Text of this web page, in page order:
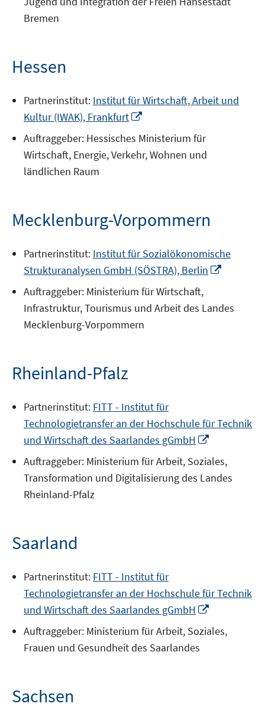
öffnen
Bremen
Hessen
Partnerinstitut: Institut für Wirtschaft, Arbeit und
Kultur (IWAK), Frankfurt
Fenster
öffnen
Auftraggeber: Hessisches Ministerium für
Wirtschaft, Energie, Verkehr, Wohnen und
ländlichen Raum
Mecklenburg-Vorpommern
Partnerinstitut: Institut für Sozialökonomische
Strukturanalysen GmbH (SÖSTRA), Berlin
öffnen
Auftraggeber: Ministerium für Wirtschaft,
Infrastruktur, Tourismus und Arbeit des Landes
Mecklenburg-Vorpommern
Rheinland-Pfalz
Partnerinstitut: FITT - Institut für
Technologietransfer an der Hochschule für Technik
und Wirtschaft des Saarlandes gGmbH
Fenster
öffnen
Auftraggeber: Ministerium für Arbeit, Soziales,
Transformation und Digitalisierung des Landes
Rheinland-Pfalz
Saarland
Partnerinstitut: FITT - Institut für
Technologietransfer an der Hochschule für Technik
und Wirtschaft des Saarlandes gGmbH
Fenster
Auftraggeber: Ministerium für Arbeit, Soziales,
Frauen und Gesundheit des Saarlandes
Sachsen